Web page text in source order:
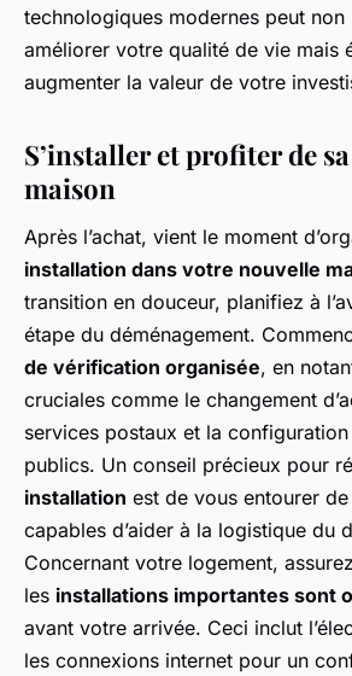
technologiques modernes peut non
améliorer votre qualité de vie mais
augmenter la valeur de votre
S’installer et profiter de
maison
Après l’achat, vient le moment
installation dans votre nouvelle
transition en douceur, planifiez à
étape du déménagement.
de vérification organisée, en
cruciales comme le changement
services postaux et la
publics. Un conseil précieux pour
installation est de vous entourer
capables d’aider à la logistique du
Concernant votre logement,
les installations importantes sont
avant votre arrivée. Ceci inclut
les connexions internet pour un